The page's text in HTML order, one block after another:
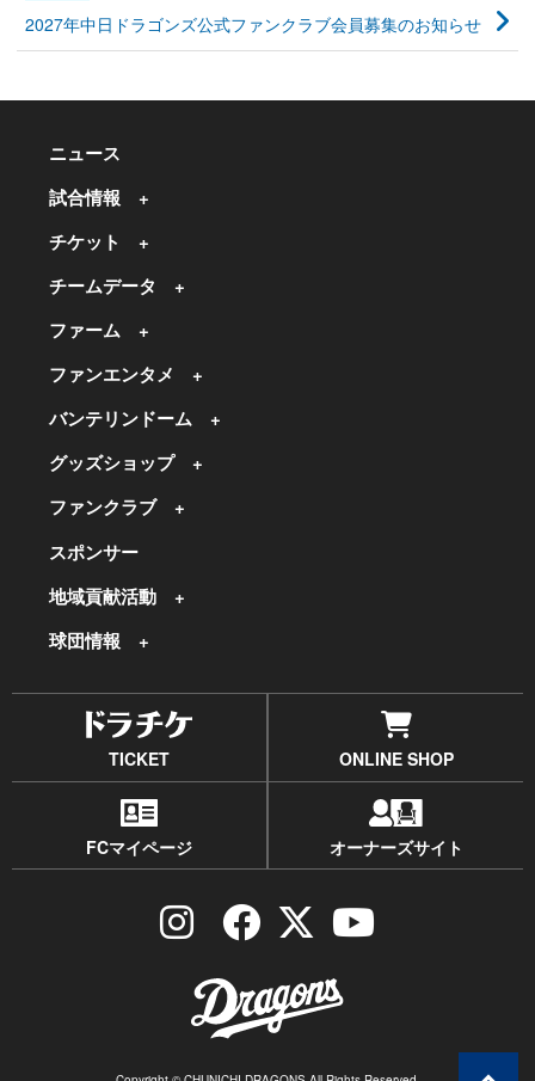
2027年中日ドラゴンズ公式ファンクラブ会員募集のお知らせ
ニュース
試合情報
チケット
チームデータ
ファーム
ファンエンタメ
バンテリンドーム
グッズショップ
ファンクラブ
スポンサー
地域貢献活動
球団情報
TICKET ONLINE SHOP
FCマイページ オーナーズサイト